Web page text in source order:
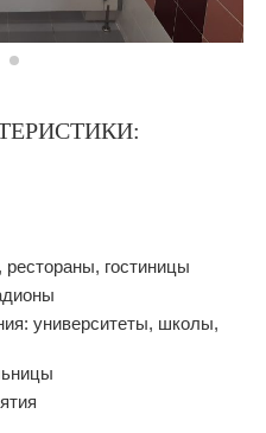
гостиницы
университеты, школы,